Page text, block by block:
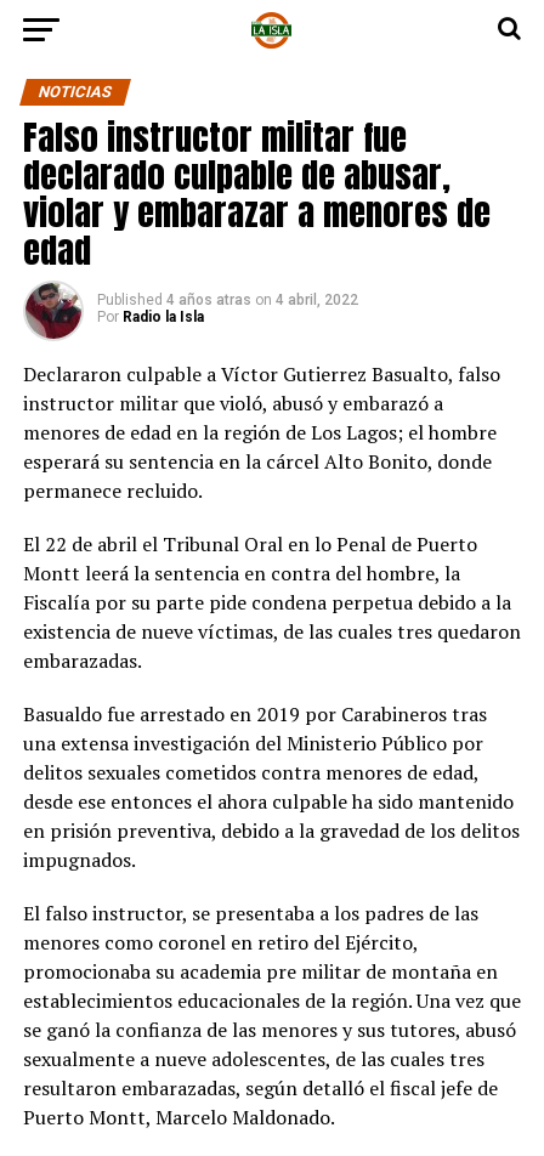
NOTICIAS
Falso instructor militar fue
declarado culpable de abusar,
violar y embarazar a menores de
edad
Published 4 años atras on 4 abril, 2022
Por Radio la Isla
Declararon culpable a Víctor Gutierrez Basualto, falso
instructor militar que violó, abusó y embarazó a
menores de edad en la región de Los Lagos; el hombre
esperará su sentencia en la cárcel Alto Bonito, donde
permanece recluido.
El 22 de abril el Tribunal Oral en lo Penal de Puerto
Montt leerá la sentencia en contra del hombre, la
Fiscalía por su parte pide condena perpetua debido a la
existencia de nueve víctimas, de las cuales tres quedaron
embarazadas.
Basualdo fue arrestado en 2019 por Carabineros tras
una extensa investigación del Ministerio Público por
delitos sexuales cometidos contra menores de edad,
desde ese entonces el ahora culpable ha sido mantenido
en prisión preventiva, debido a la gravedad de los delitos
impugnados.
El falso instructor, se presentaba a los padres de las
menores como coronel en retiro del Ejército,
promocionaba su academia pre militar de montaña en
establecimientos educacionales de la región. Una vez que
se ganó la confianza de las menores y sus tutores, abusó
sexualmente a nueve adolescentes, de las cuales tres
resultaron embarazadas, según detalló el fiscal jefe de
Puerto Montt, Marcelo Maldonado.